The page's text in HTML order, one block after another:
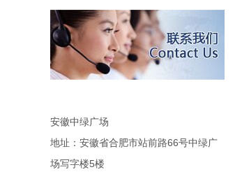
安徽中绿广场
地址：安徽省合肥市站前路66号中绿广
场写字楼5楼